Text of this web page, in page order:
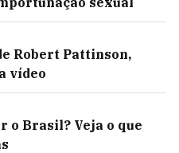
Robert Pattinson,
vídeo
o Brasil? Veja o que